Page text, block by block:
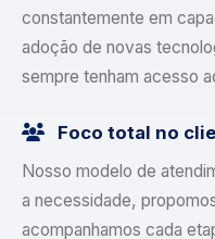
constantemente em
adoção de novas
sempre tenham acesso
Foco total no
Nosso modelo de
a necessidade,
acompanhamos cada